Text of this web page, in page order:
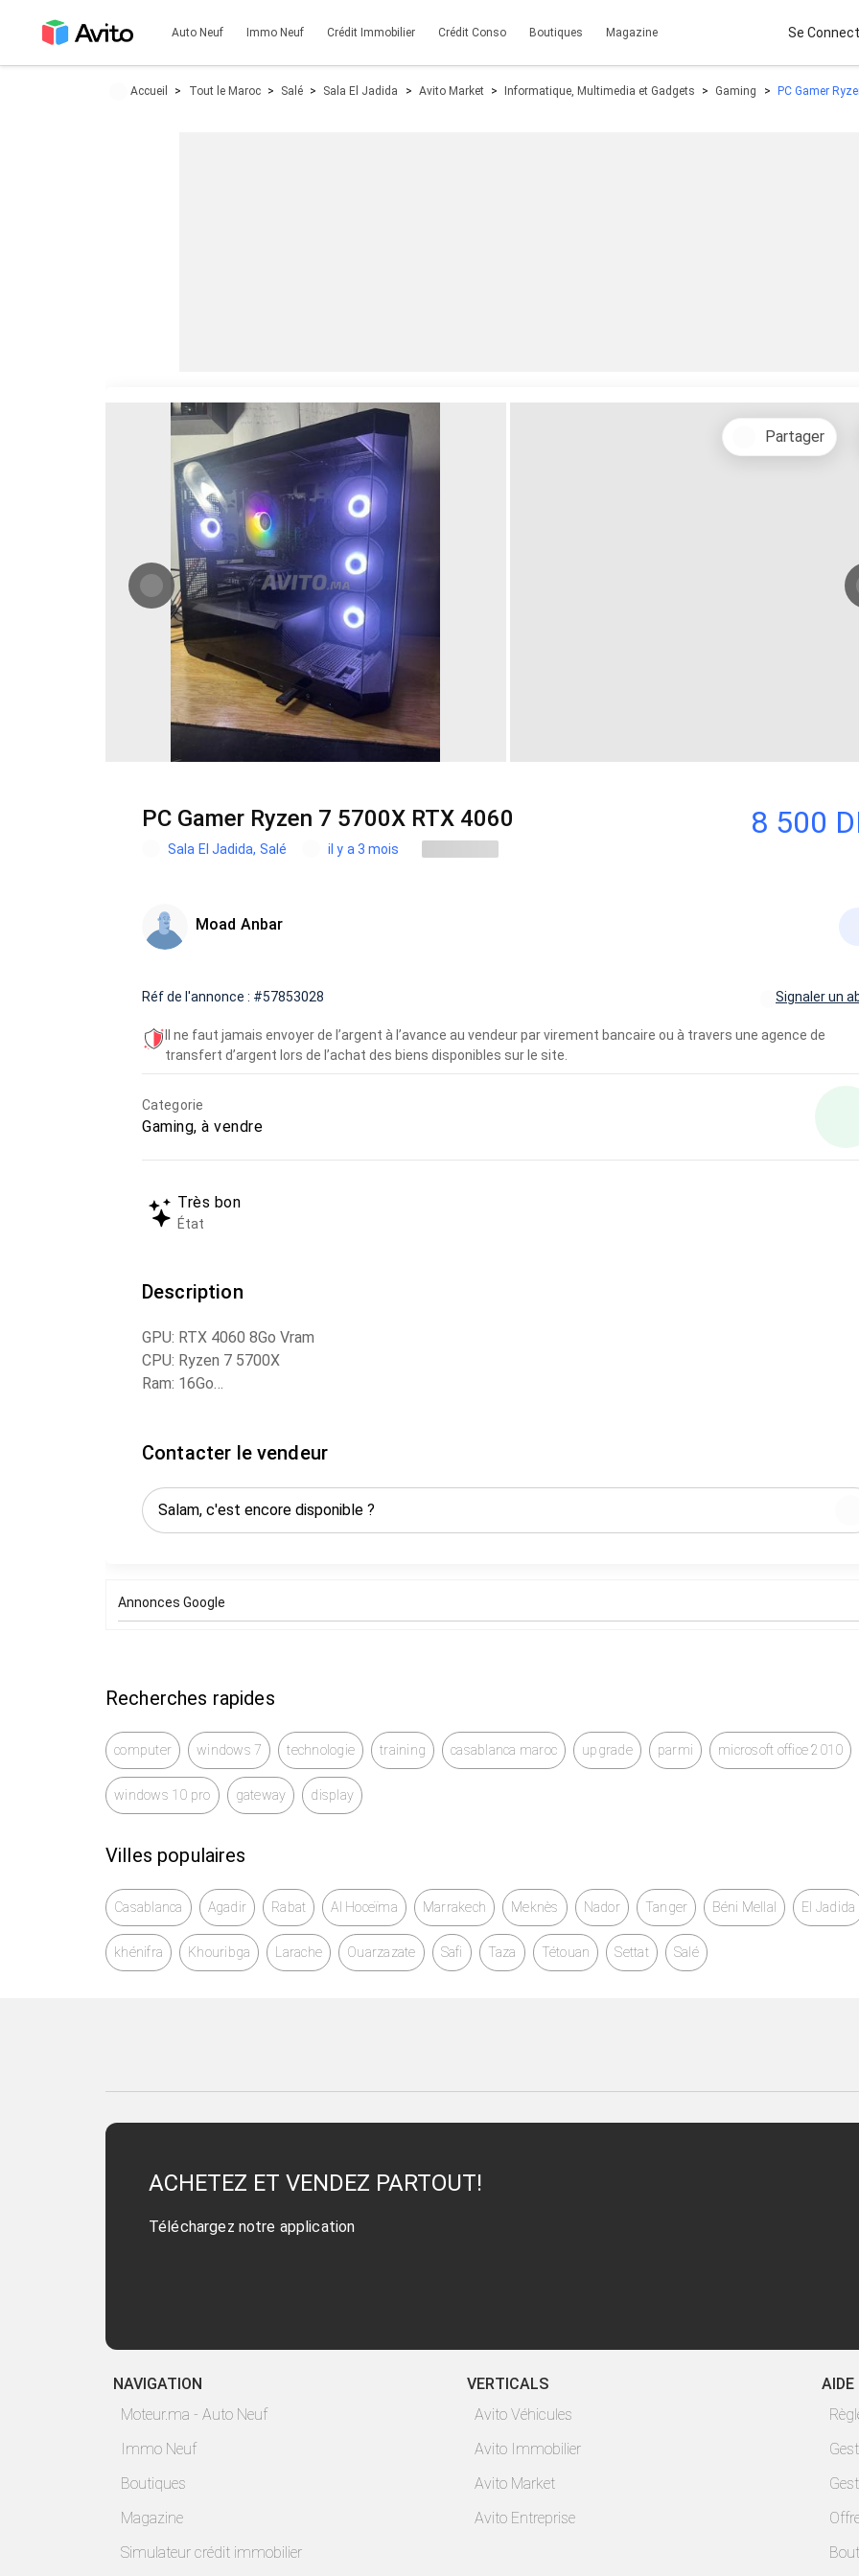
Auto Neuf Immo Neuf Crédit Immobilier Crédit Conso Boutiques Magazine Se
Accueil Tout le Maroc Salé Sala El Jadida Avito Market Informatique, Multimedia et Gadgets Gaming PC Gamer
Partager
PC Gamer Ryzen 7 5700X RTX 4060
Sala El Jadida, Salé il y a 3 mois
8 500
Moad Anbar
Réf de l'annonce : #57853028 Signaler un
Il ne faut jamais envoyer de l’argent à l’avance au vendeur par virement bancaire ou à travers une agence de
transfert d’argent lors de l’achat des biens disponibles sur le site.
Categorie
Gaming, à vendre
Très bon
État
Description
GPU: RTX 4060 8Go Vram
CPU: Ryzen 7 5700X
Ram: 16Go
Contacter le vendeur
Annonces Google
Recherches rapides
computer windows 7 technologie training casablanca maroc upgrade parmi microsoft office 2010
windows 10 pro gateway display
Villes populaires
Casablanca Agadir Rabat Al Hoceïma Marrakech Meknès Nador Tanger Béni Mellal El Jadida
khénifra Khouribga Larache Ouarzazate Safi Taza Tétouan Settat Salé
ACHETEZ ET VENDEZ PARTOUT!
Téléchargez notre application
NAVIGATION
Moteur.ma - Auto Neuf
Immo Neuf
Boutiques
Magazine
Simulateur crédit immobilier
VERTICALS
Avito Véhicules
Avito Immobilier
Avito Market
Avito Entreprise
AIDE